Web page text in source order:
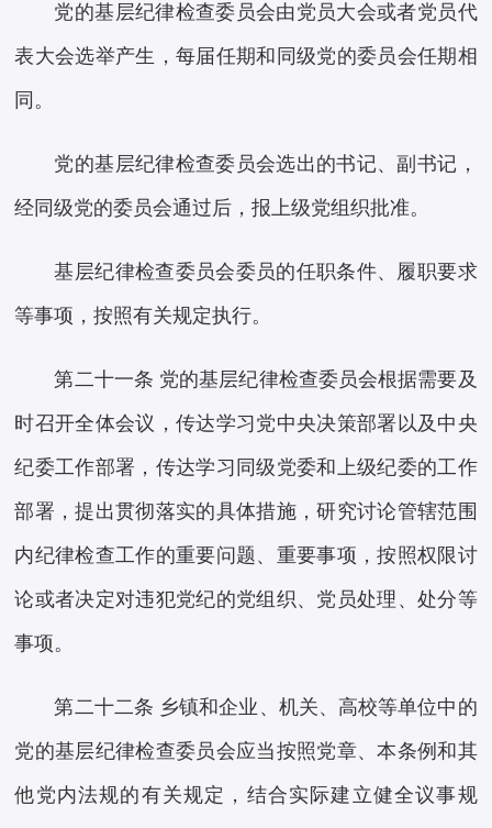
党的基层纪律检查委员会由党员大会或者党员代
表大会选举产生，每届任期和同级党的委员会任期相
同。
党的基层纪律检查委员会选出的书记、副书记，
经同级党的委员会通过后，报上级党组织批准。
基层纪律检查委员会委员的任职条件、履职要求
等事项，按照有关规定执行。
第二十一条 党的基层纪律检查委员会根据需要及
时召开全体会议，传达学习党中央决策部署以及中央
纪委工作部署，传达学习同级党委和上级纪委的工作
部署，提出贯彻落实的具体措施，研究讨论管辖范围
内纪律检查工作的重要问题、重要事项，按照权限讨
论或者决定对违犯党纪的党组织、党员处理、处分等
事项。
第二十二条 乡镇和企业、机关、高校等单位中的
党的基层纪律检查委员会应当按照党章、本条例和其
他党内法规的有关规定，结合实际建立健全议事规